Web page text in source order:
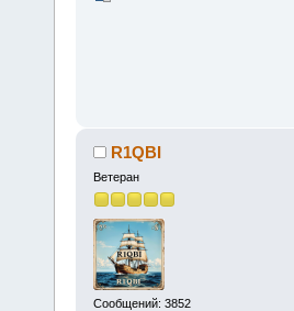
R1QBI
Ветеран
Сообщений: 3852